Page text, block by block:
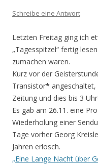
Schreibe eine Antwort
Letzten Freitag ging ich
„Tagesspitzel“ fertig
zumachen waren.
Kurz vor der
Transistor*
Zeitung und dies bis 3 Uhr!
Es gab am 26.11. eine
Wiederholung einer
Tage vorher Georg
Jahren erlosch.
„Eine Lange Nacht über